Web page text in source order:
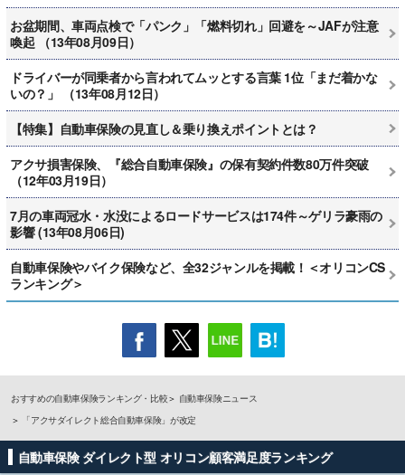
お盆期間、車両点検で「パンク」「燃料切れ」回避を～JAFが注意
喚起 （13年08月09日）
ドライバーが同乗者から言われてムッとする言葉 1位「まだ着かな
いの？」 （13年08月12日）
【特集】自動車保険の見直し＆乗り換えポイントとは？
アクサ損害保険、『総合自動車保険』の保有契約件数80万件突破
（12年03月19日）
7月の車両冠水・水没によるロードサービスは174件～ゲリラ豪雨の
影響 (13年08月06日)
自動車保険やバイク保険など、全32ジャンルを掲載！＜オリコンCS
ランキング＞
おすすめの自動車保険ランキング・比較
自動車保険ニュース
「アクサダイレクト総合自動車保険」が改定
自動車保険 ダイレクト型 オリコン顧客満足度ランキング